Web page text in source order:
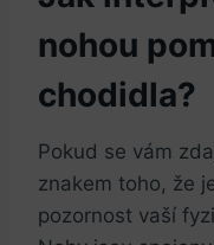
nohou
chodidla?
Pokud se vám
znakem toho, že
pozornost vaší